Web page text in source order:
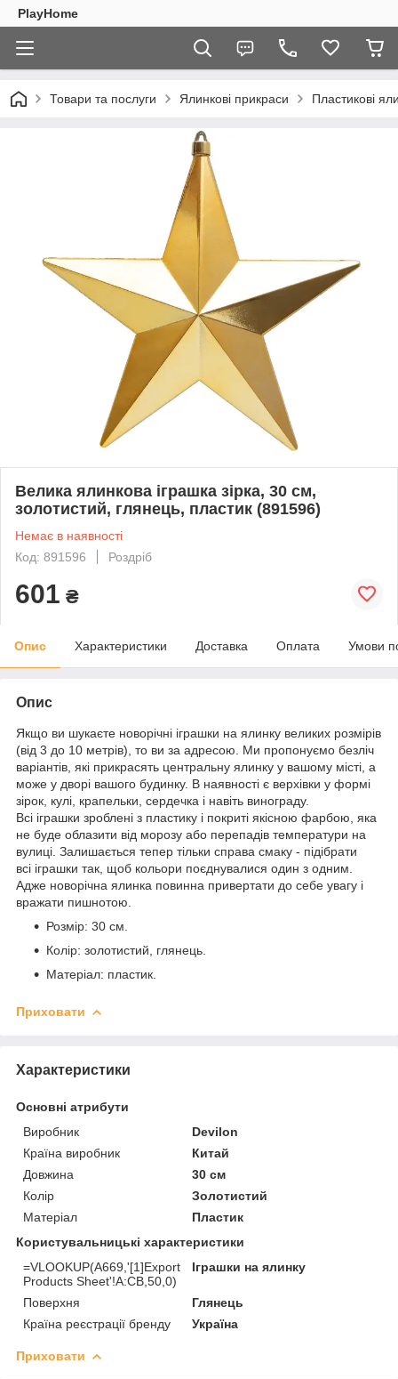
PlayHome
Товари та послуги Ялинкові прикраси Пластикові
Велика ялинкова іграшка зірка, 30 см,
золотистий, глянець, пластик (891596)
Немає в наявності
Код: 891596
Роздріб
601 ₴
Опис Характеристики Доставка Оплата Умови
Опис
Якщо ви шукаєте новорічні іграшки на ялинку великих розмірів
(від 3 до 10 метрів), то ви за адресою. Ми пропонуємо безліч
варіантів, які прикрасять центральну ялинку у вашому місті, а
може у дворі вашого будинку. В наявності є верхівки у формі
зірок, кулі, крапельки, сердечка і навіть винограду.
Всі іграшки зроблені з пластику і покриті якісною фарбою, яка
не буде облазити від морозу або перепадів температури на
вулиці. Залишається тепер тільки справа смаку - підібрати
всі іграшки так, щоб кольори поєднувалися один з одним.
Адже новорічна ялинка повинна привертати до себе увагу і
вражати пишнотою.
Розмір: 30 см.
Колір: золотистий, глянець.
Матеріал: пластик.
Приховати
Характеристики
Основні атрибути
Виробник
Devilon
Країна виробник
Китай
Довжина
30 см
Колір
Золотистий
Матеріал
Пластик
Користувальницькі характеристики
=VLOOKUP(A669,'[1]Export
Products Sheet'!A:CB,50,0)
Іграшки на ялинку
Поверхня
Глянець
Країна реєстрації бренду
Україна
Приховати